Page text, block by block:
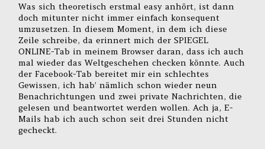
Was sich theoretisch erstmal easy anhört, ist dann
doch mitunter nicht immer einfach konsequent
umzusetzen. In diesem Moment, in dem ich diese
Zeile schreibe, da erinnert mich der SPIEGEL
ONLINE-Tab in meinem Browser daran, dass ich auch
mal wieder das Weltgeschehen checken könnte. Auch
der Facebook-Tab bereitet mir ein schlechtes
Gewissen, ich hab’ nämlich schon wieder neun
Benachrichtungen und zwei private Nachrichten, die
gelesen und beantwortet werden wollen. Ach ja, E-
Mails hab ich auch schon seit drei Stunden nicht
gecheckt.